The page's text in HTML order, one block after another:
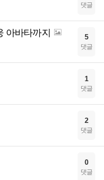
댓글
아바타까지 5
댓글
1
댓글
2
댓글
0
댓글